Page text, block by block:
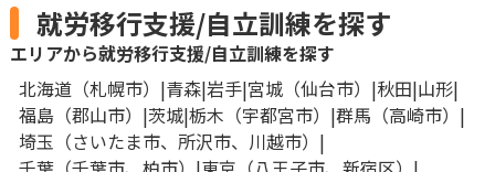
就労移行支援/自立訓練を探す
エリアから就労移行支援/自立訓練を探す
北海道
札幌市 青森 岩手 宮城 仙台市 秋田 山形
福島
郡山市 茨城 栃木 宇都宮市 群馬
高崎市
埼玉
さいたま市 所沢市
川越市